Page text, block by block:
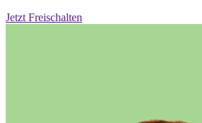
Jetzt Freischalten